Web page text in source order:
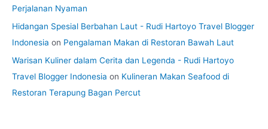
Perjalanan Nyaman
Hidangan Spesial Berbahan Laut - Rudi Hartoyo Travel Blogger
Indonesia on Pengalaman Makan di Restoran Bawah Laut
Warisan Kuliner dalam Cerita dan Legenda - Rudi Hartoyo
Travel Blogger Indonesia on Kulineran Makan Seafood di
Restoran Terapung Bagan Percut